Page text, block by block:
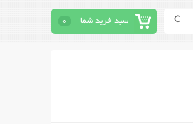
سبد خرید شما 0